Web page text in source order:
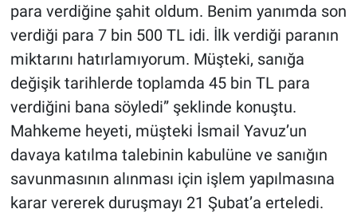
para verdiğine şahit oldum. Benim yanımda son
verdiği para 7 bin 500 TL idi. İlk verdiği paranın
miktarını hatırlamıyorum. Müşteki, sanığa
değişik tarihlerde toplamda 45 bin TL para
verdiğini bana söyledi” şeklinde konuştu.
Mahkeme heyeti, müşteki İsmail Yavuz’un
davaya katılma talebinin kabulüne ve sanığın
savunmasının alınması için işlem yapılmasına
karar vererek duruşmayı 21 Şubat’a erteledi.